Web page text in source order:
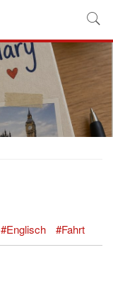
#Englisch #Fahrt